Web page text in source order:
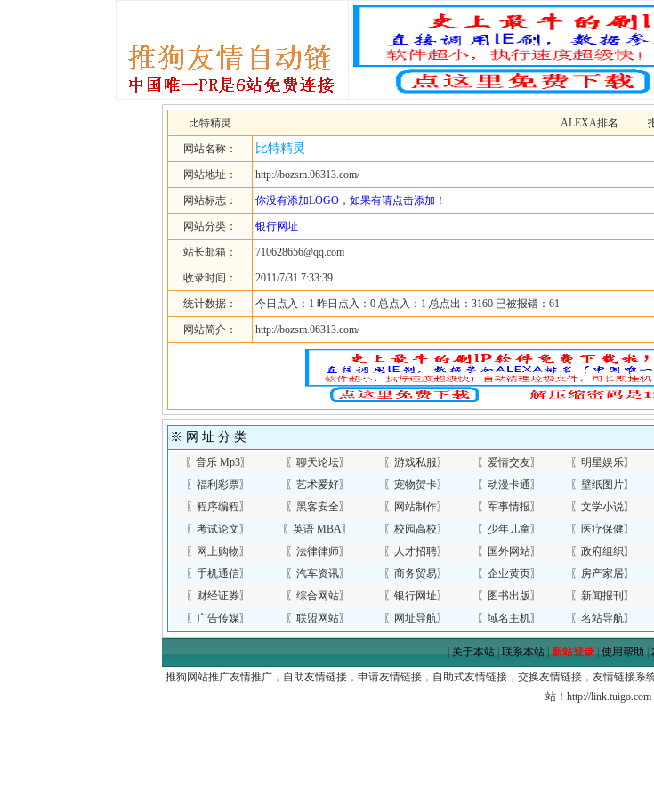
比特精灵 ALEXA排名
网站名称： 比特精灵
网站地址： http://bozsm.06313.com/
网站标志： 你没有添加LOGO，如果有请点击添加！
网站分类： 银行网址
站长邮箱： 710628656@qq.com
收录时间： 2011/7/31 7:33:39
统计数据： 今日点入：1 昨日点入：0 总点入：1 总点出：3160 已被报错：61
网站简介： http://bozsm.06313.com/
※ 网 址 分 类
〖 音乐 Mp3〗 〖 聊天论坛〗 〖 游戏私服〗 〖 爱情交友〗 〖 明星娱乐〗
〖 福利彩票〗 〖 艺术爱好〗 〖 宠物贺卡〗 〖 动漫卡通〗 〖 壁纸图片〗
〖 程序编程〗 〖 黑客安全〗 〖 网站制作〗 〖 军事情报〗 〖 文学小说〗
〖 考试论文〗 〖 英语 MBA〗 〖 校园高校〗 〖 少年儿童〗 〖 医疗保健〗
〖
网上购物〗 〖 法律律师〗 〖 人才招聘〗 〖 国外网站〗 〖 政府组织〗
〖 手机通信〗 〖 汽车资讯〗 〖 商务贸易〗 〖 企业黄页〗 〖 房产家居〗
〖 财经证券〗 〖 综合网站〗 〖 银行网址〗 〖 图书出版〗 〖 新闻报刊 〗
〖 广告传媒〗 〖 联盟网站〗 〖 网址导航〗 〖 域名主机〗 〖 名站导航〗
|关于本站|联系本站|新站登录|使用帮助|
推狗网站推广友情推广，自助友情链接，申请友情链接，自助式友情链接，交换友情链接，友情链接
站！http://link.tuigo.com